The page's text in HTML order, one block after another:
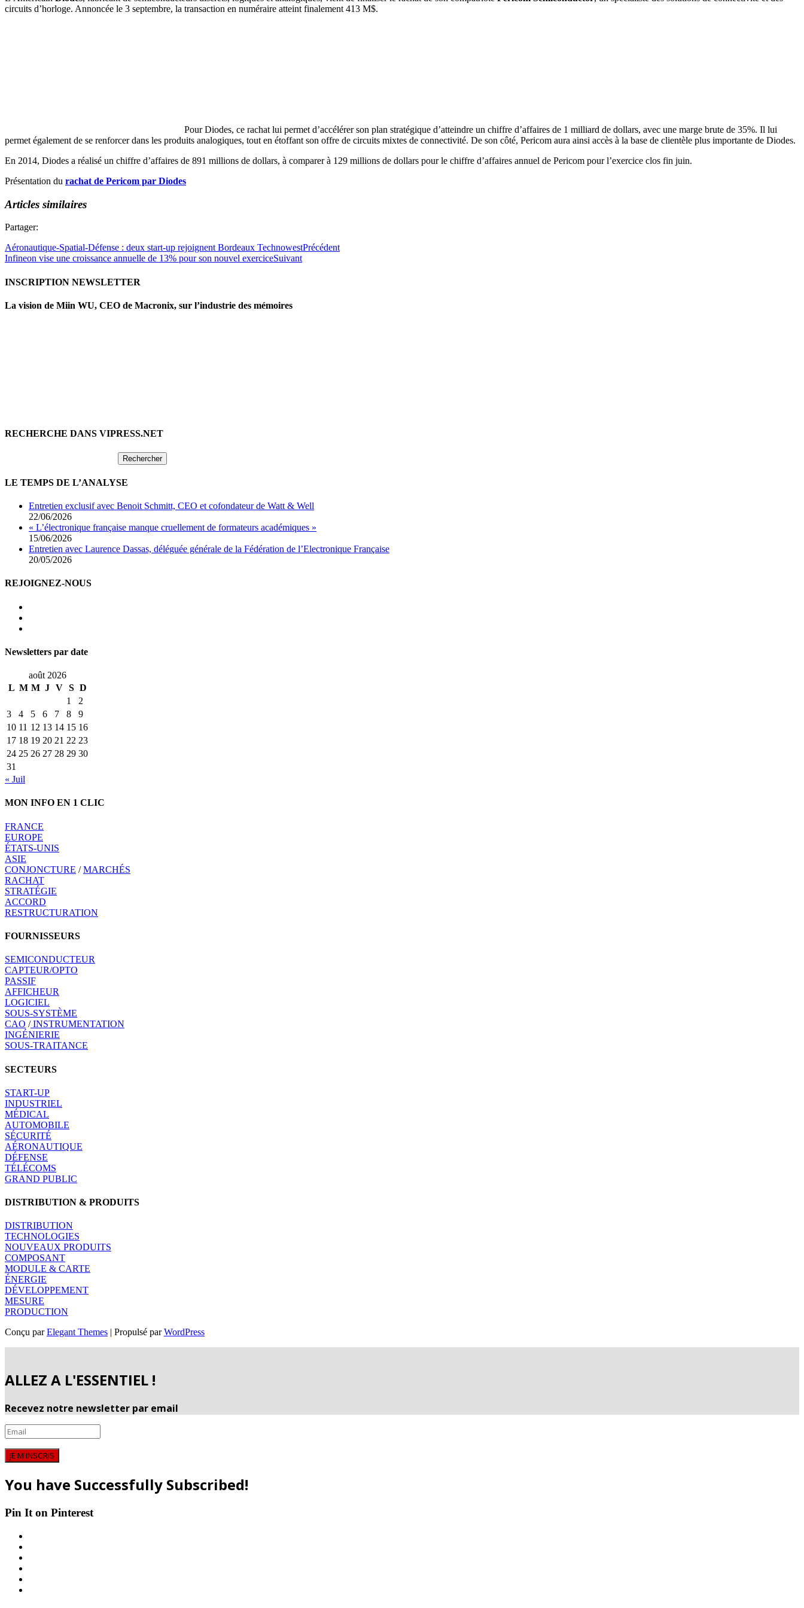
circuits d’horloge. Annoncée le 3 septembre, la transaction en numéraire atteint finalement 413 M$.
Pour Diodes, ce rachat lui permet d’accélérer son plan stratégique d’atteindre un chiffre d’affaires de 1 milliard de dollars, avec une marge brute de 35%. Il lui
permet également de se renforcer dans les produits analogiques, tout en étoffant son offre de circuits mixtes de connectivité. De son côté, Pericom aura ainsi accès à la base de clientèle plus importante de Diodes.
En 2014, Diodes a réalisé un chiffre d’affaires de 891 millions de dollars, à comparer à 129 millions de dollars pour le chiffre d’affaires annuel de Pericom pour l’exercice clos fin juin.
Présentation du rachat de Pericom par Diodes
Articles similaires
Partager:
Aéronautique-Spatial-Défense : deux start-up rejoignent Bordeaux TechnowestPrécédent
Infineon vise une croissance annuelle de 13% pour son nouvel exerciceSuivant
INSCRIPTION NEWSLETTER
La vision de Miin WU, CEO de Macronix, sur l’industrie des mémoires
RECHERCHE DANS VIPRESS.NET
LE TEMPS DE L’ANALYSE
Entretien exclusif avec Benoit Schmitt, CEO et cofondateur de Watt & Well
22/06/2026
« L’électronique française manque cruellement de formateurs académiques »
15/06/2026
Entretien avec Laurence Dassas, déléguée générale de la Fédération de l’Electronique Française
20/05/2026
REJOIGNEZ-NOUS
Newsletters par date
août 2026
L M M J V S D
1
2
3
4 5 6 7 8
9
10 11 12 13 14 15 16
17 18 19 20 21 22 23
24 25 26 27 28 29 30
31
« Juil
MON INFO EN 1 CLIC
FRANCE
EUROPE
ÉTATS-UNIS
ASIE
CONJONCTURE /MARCHÉS
RACHAT
STRATÉGIE
ACCORD
RESTRUCTURATION
FOURNISSEURS
SEMICONDUCTEUR
CAPTEUR/OPTO
PASSIF
AFFICHEUR
LOGICIEL
SOUS-SYSTÈME
CAO /INSTRUMENTATION
INGÉNIERIE
SOUS-TRAITANCE
SECTEURS
START-UP
INDUSTRIEL
MÉDICAL
AUTOMOBILE
SÉCURITÉ
AÉRONAUTIQUE
DÉFENSE
TÉLÉCOMS
GRAND PUBLIC
DISTRIBUTION & PRODUITS
DISTRIBUTION
TECHNOLOGIES
NOUVEAUX PRODUITS
COMPOSANT
MODULE & CARTE
ÉNERGIE
DÉVELOPPEMENT
MESURE
PRODUCTION
Conçu parElegant Themes | Propulsé parWordPress
ALLEZ A L'ESSENTIEL !
Recevez notre newsletter par email
JE M'INSCRIS
You have Successfully Subscribed!
Pin It on Pinterest